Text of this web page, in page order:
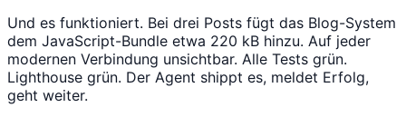
Und es funktioniert. Bei drei Posts fügt das Blog-System
dem JavaScript-Bundle etwa 220 kB hinzu. Auf jeder
modernen Verbindung unsichtbar. Alle Tests grün.
Lighthouse grün. Der Agent shippt es, meldet Erfolg,
geht weiter.